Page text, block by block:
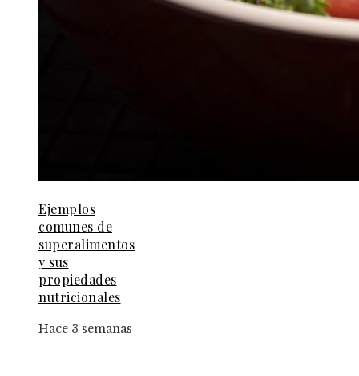
Ejemplos
comunes de
superalimentos
y sus
propiedades
nutricionales
Hace 3 semanas